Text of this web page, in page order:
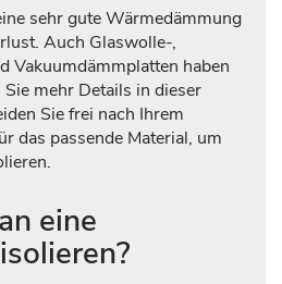
sehr gute Wärmedämmung
Auch Glaswolle-,
Vakuumdämmplatten haben
mehr Details in dieser
Sie frei nach Ihrem
das passende Material, um
eine